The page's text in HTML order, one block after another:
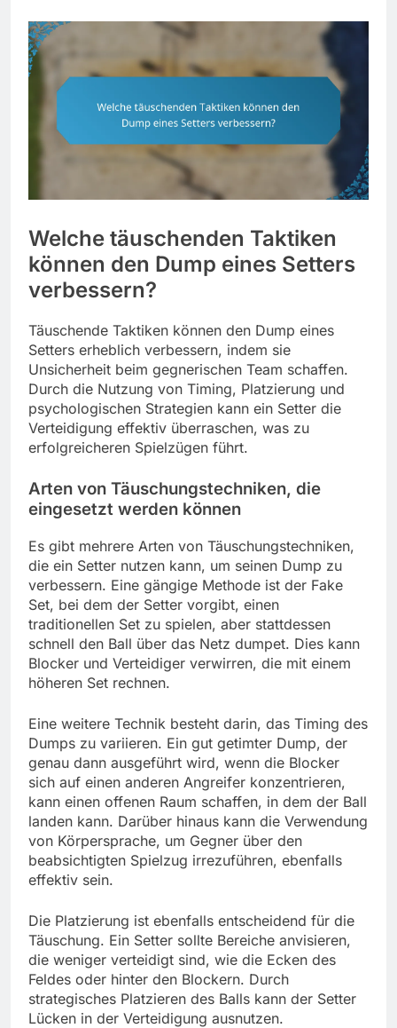
Welche täuschenden Taktiken
können den Dump eines Setters
verbessern?
Täuschende Taktiken können den Dump eines
Setters erheblich verbessern, indem sie
Unsicherheit beim gegnerischen Team schaffen.
Durch die Nutzung von Timing, Platzierung und
psychologischen Strategien kann ein Setter die
Verteidigung effektiv überraschen, was zu
erfolgreicheren Spielzügen führt.
Arten von Täuschungstechniken, die
eingesetzt werden können
Es gibt mehrere Arten von Täuschungstechniken,
die ein Setter nutzen kann, um seinen Dump zu
verbessern. Eine gängige Methode ist der Fake
Set, bei dem der Setter vorgibt, einen
traditionellen Set zu spielen, aber stattdessen
schnell den Ball über das Netz dumpet. Dies kann
Blocker und Verteidiger verwirren, die mit einem
höheren Set rechnen.
Eine weitere Technik besteht darin, das Timing des
Dumps zu variieren. Ein gut getimter Dump, der
genau dann ausgeführt wird, wenn die Blocker
sich auf einen anderen Angreifer konzentrieren,
kann einen offenen Raum schaffen, in dem der Ball
landen kann. Darüber hinaus kann die Verwendung
von Körpersprache, um Gegner über den
beabsichtigten Spielzug irrezuführen, ebenfalls
effektiv sein.
Die Platzierung ist ebenfalls entscheidend für die
Täuschung. Ein Setter sollte Bereiche anvisieren,
die weniger verteidigt sind, wie die Ecken des
Feldes oder hinter den Blockern. Durch
strategisches Platzieren des Balls kann der Setter
Lücken in der Verteidigung ausnutzen.